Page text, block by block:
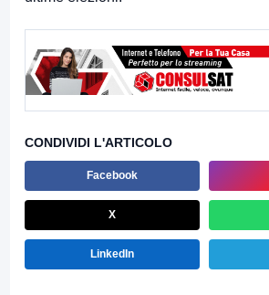
CONDIVIDI L'ARTICOLO
Facebook
X
LinkedIn